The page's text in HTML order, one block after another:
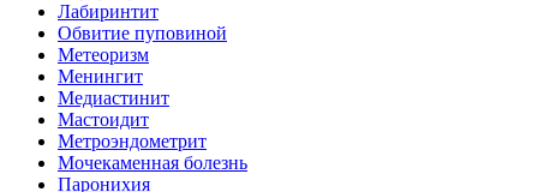
Лабиринтит
Обвитие пуповиной
Метеоризм
Менингит
Медиастинит
Мастоидит
Метроэндометрит
Мочекаменная болезнь
Паронихия